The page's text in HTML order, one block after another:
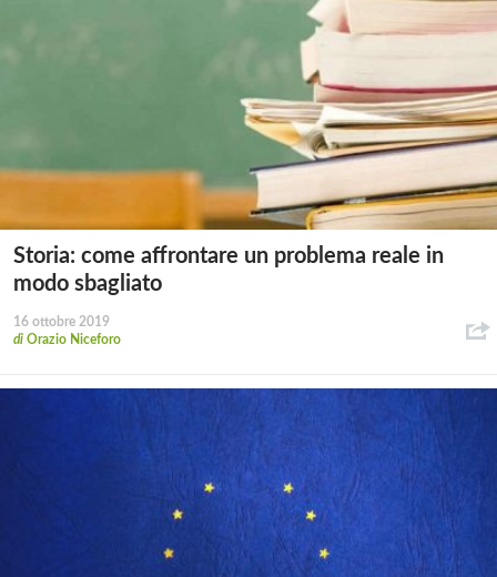
Storia: come affrontare un problema reale in
modo sbagliato
16 ottobre 2019
di Orazio Niceforo